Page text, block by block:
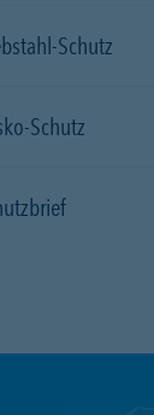
Schutz
Schutz